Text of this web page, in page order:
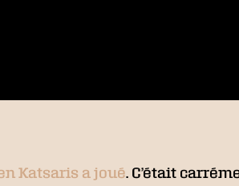
Katsaris a joué. C’était